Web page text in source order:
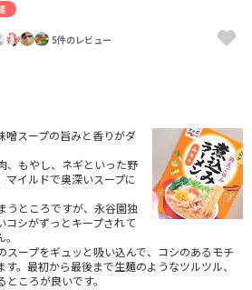
5件のレビュー
噌スープの旨みと香りがダ
、もやし、ネギといった野
イルドで奥深いスープに
うところですが、永谷園独
コシがずっとキープされて
スープをギュッと吸い込んで、コシのあるモチ
。最初から最後まで生麺のようなツルツル、
ころが良いです。